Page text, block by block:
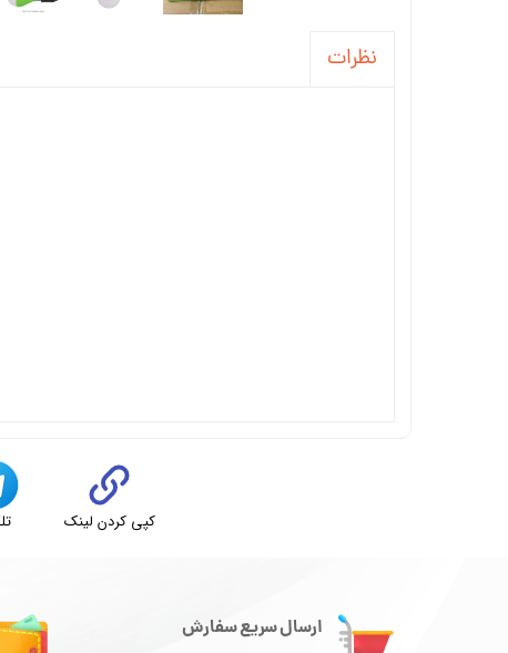
نظرات
کپی کردن لینک
ارسال سریع سفارش